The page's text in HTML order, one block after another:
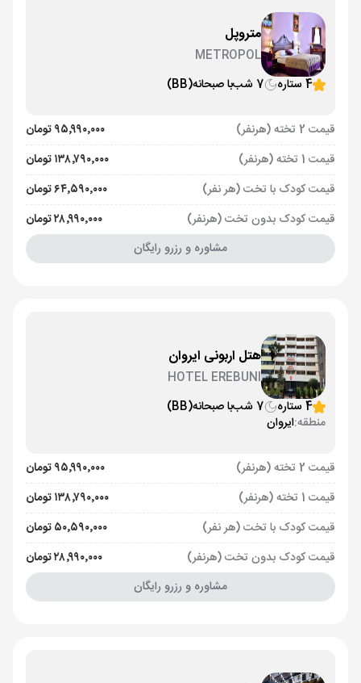
متروپل
METROPOL
4 ستاره
7 شب با صبحانه(BB)
قیمت 2 تخته (هرنفر)
۹۵٬۹۹۰٬۰۰۰ تومان
قیمت 1 تخته (هرنفر)
۱۳۸٬۷۹۰٬۰۰۰ تومان
قیمت کودک با تخت (هر نفر)
۶۴٬۵۹۰٬۰۰۰ تومان
قیمت کودک بدون تخت (هرنفر)
۲۸٬۹۹۰٬۰۰۰ تومان
مشاوره و رزرو رایگان
هتل اربونی ایروان
HOTEL EREBUNI
4 ستاره
7 شب با صبحانه(BB)
منطقه:ایروان
قیمت 2 تخته (هرنفر)
۹۵٬۹۹۰٬۰۰۰ تومان
قیمت 1 تخته (هرنفر)
۱۳۸٬۷۹۰٬۰۰۰ تومان
قیمت کودک با تخت (هر نفر)
۵۰٬۵۹۰٬۰۰۰ تومان
قیمت کودک بدون تخت (هرنفر)
۲۸٬۹۹۰٬۰۰۰ تومان
مشاوره و رزرو رایگان